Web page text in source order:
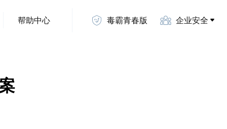
帮助中心 毒霸青春版 企业安全